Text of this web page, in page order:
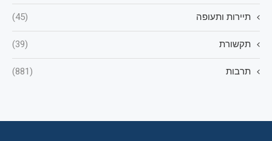
תיירות ותעופה (45)
תקשורת (39)
תרבות (881)